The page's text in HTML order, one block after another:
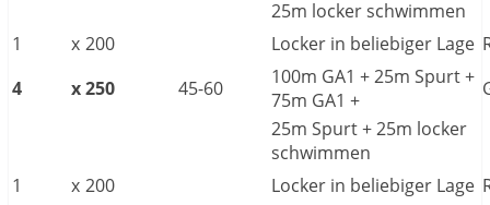
25m locker schwimmen
1
x 200 Locker in beliebiger Lage
4
x250 45-60
100m GA1 + 25m Spurt +
75m GA1 +
25m Spurt + 25m locker
schwimmen
1
x 200 Locker in beliebiger Lage